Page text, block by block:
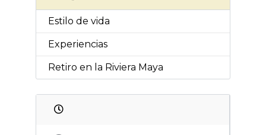
Estilo de vida
Experiencias
Retiro en la Riviera Maya